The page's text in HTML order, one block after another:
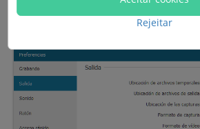
gravado.
Rejeitar